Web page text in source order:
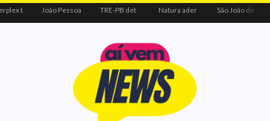
Centerplex traz o combo mais aguardado dos oceanos para estreia de Moana TRE-PB determina remoção de vídeo de Cícero por uso indevido de programa público Natura adere à coalizão do Código de Defesa e Inclusão do Consumidor Negro